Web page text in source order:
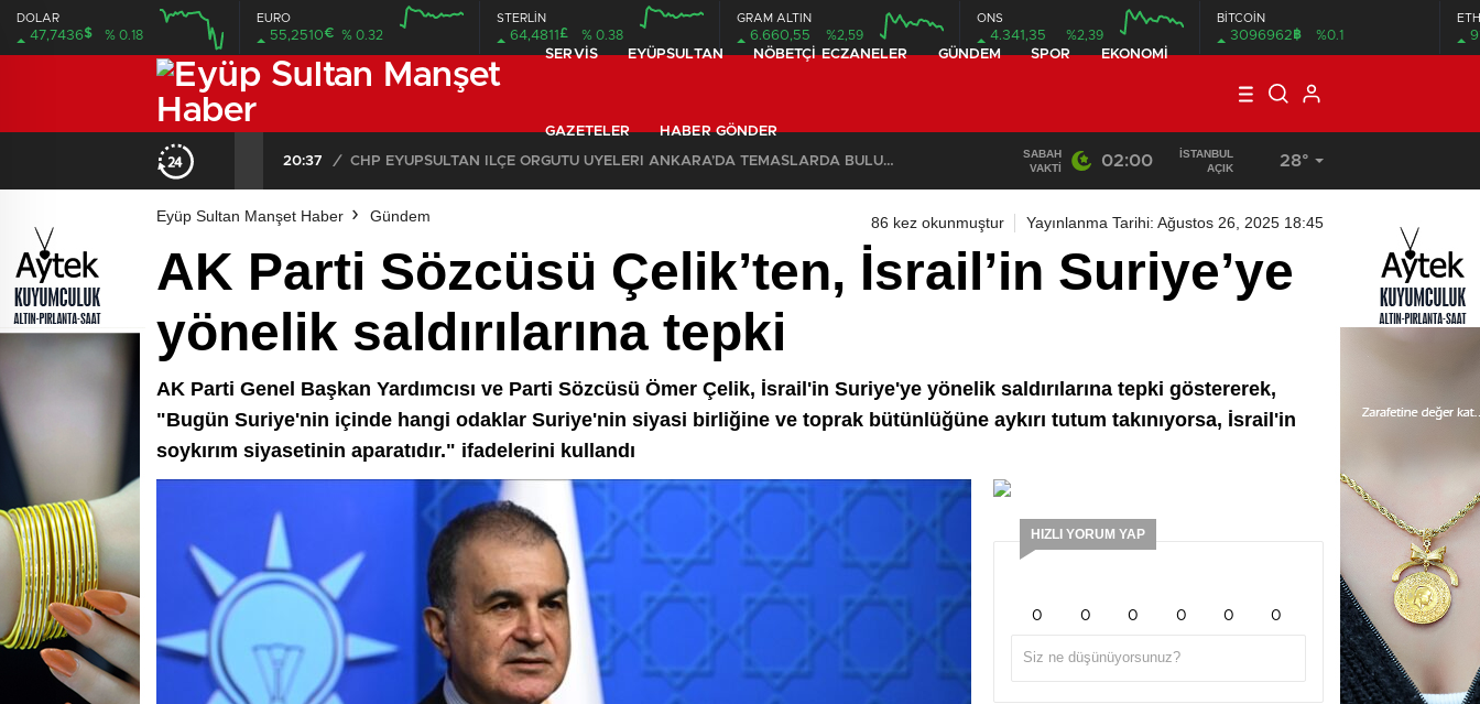
DOLAR
47,7436$ % 0.18
EURO
55,2510€ % 0.32
STERLİN
64,4811 £ % 0.38
GRAM ALTIN
6.660,55 %2,59
ONS
4.341,35 %2,39
BİTCOİN
3096962฿ %0.1
SERVIS
EYÜPSULTAN NÖBETÇI ECZANELER GÜNDEM SPOR EKONOMI
GAZETELER HABER GÖNDER
20:37 / CHP EYÜPSULTAN İLÇE ÖRGÜTÜ ÜYELERİ ANKARA’DA TEMASLARDA BULUNDU 19:40 / MHP EYÜPSULTAN TEŞKİLATI’NIN ACI GÜNÜ
SABAH
VAKTI
02:00
İSTANBUL
AÇIK
28°
Eyüp Sultan Manşet Haber Gündem 86 kez okunmuştur Yayınlanma Tarihi: Ağustos 26, 2025 18:45
AK Parti Sözcüsü Çelik’ten, İsrail’in Suriye’ye
yönelik saldırılarına tepki
AK Parti Genel Başkan Yardımcısı ve Parti Sözcüsü Ömer Çelik, İsrail'in Suriye'ye yönelik saldırılarına tepki göstererek,
"Bugün Suriye'nin içinde hangi odaklar Suriye'nin siyasi birliğine ve toprak bütünlüğüne aykırı tutum takınıyorsa, İsrail'in
soykırım siyasetinin aparatıdır." ifadelerini kullandı
HIZLI YORUM YAP
0 0 0 0 0 0